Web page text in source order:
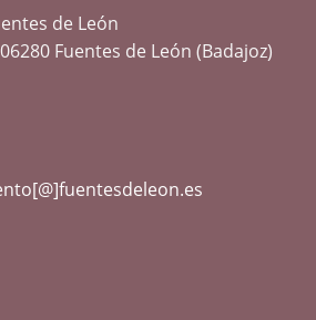
de León
Fuentes de León (Badajoz)